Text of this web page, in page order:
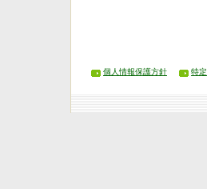
個人情報保護方針 特